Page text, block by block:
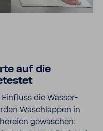
auf die
die Wasser­
Wasch­lappen in
gewa­schen: